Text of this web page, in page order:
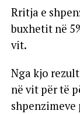
Rritja e
buxhetit në
vit.
Nga kjo
në vit për të
shpenzimeve